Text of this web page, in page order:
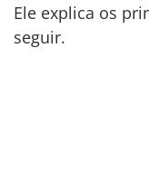
Ele explica os
seguir.